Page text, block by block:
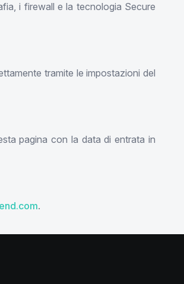
i firewall e la tecnologia Secure
tramite le impostazioni del
pagina con la data di entrata in
.